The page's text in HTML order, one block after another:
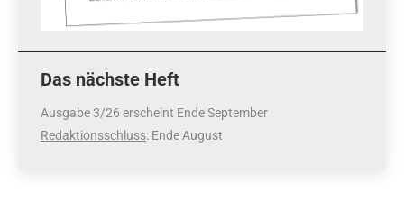
Das nächste Heft
Ausgabe 3/26 erscheint Ende September
Redaktionsschluss: Ende August